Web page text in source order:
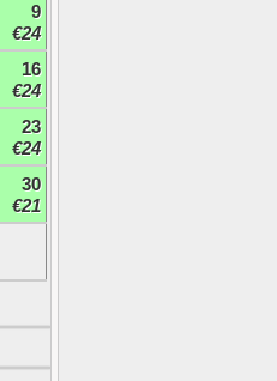
9
€24
16
€24
23
€24
30
€21